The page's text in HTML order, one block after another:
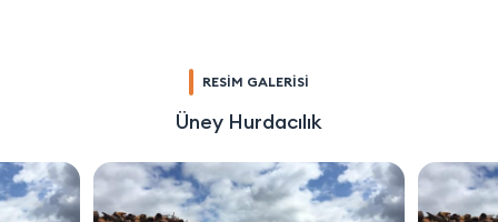
RESİM GALERİSİ
Üney Hurdacılık